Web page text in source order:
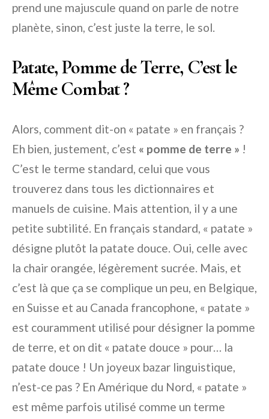
prend une majuscule quand on parle de notre
planète, sinon, c’est juste la terre, le sol.
Patate, Pomme de Terre, C’est le
Même Combat ?
Alors, comment dit-on « patate » en français ?
Eh bien, justement, c’est « pomme de terre » !
C’est le terme standard, celui que vous
trouverez dans tous les dictionnaires et
manuels de cuisine. Mais attention, il y a une
petite subtilité. En français standard, « patate »
désigne plutôt la patate douce. Oui, celle avec
la chair orangée, légèrement sucrée. Mais, et
c’est là que ça se complique un peu, en Belgique,
en Suisse et au Canada francophone, « patate »
est couramment utilisé pour désigner la pomme
de terre, et on dit « patate douce » pour… la
patate douce ! Un joyeux bazar linguistique,
n’est-ce pas ? En Amérique du Nord, « patate »
est même parfois utilisé comme un terme